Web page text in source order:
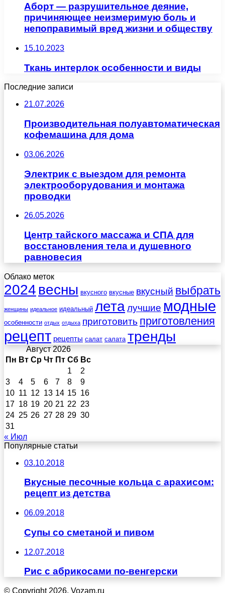
Аборт — разрушительное деяние,
причиняющее неизмеримую боль и
непоправимый вред жизни и обществу
15.10.2023
Ткань интерлок особенности и виды
Последние записи
21.07.2026
Производительная полуавтоматическая
кофемашина для дома
03.06.2026
Электрик с выездом для ремонта
электрооборудования и монтажа
проводки
26.05.2026
Центр тайского массажа и СПА для
восстановления тела и душевного
равновесия
Облако меток
2024 весны вкусного вкусные вкусный выбрать
женщины идеальное идеальный леталучшие модные
особенности отдых отдыха приготовить приготовления
рецепт рецепты салат салата тренды
Август 2026
Пн Вт Ср Чт Пт Сб Вс
1
2
3
4 5 6 7 8
9
10 11 12 13 14 15 16
17 18 19 20 21 22 23
24 25 26 27 28 29 30
31
« Июл
Популярные статьи
03.10.2018
Вкусные песочные кольца с арахисом:
рецепт из детства
06.09.2018
Супы со сметаной и пивом
12.07.2018
Рис с абрикосами по-венгерски
© Copyright 2026, Vozam.ru